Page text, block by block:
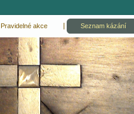
Pravidelné akce Seznam kázání